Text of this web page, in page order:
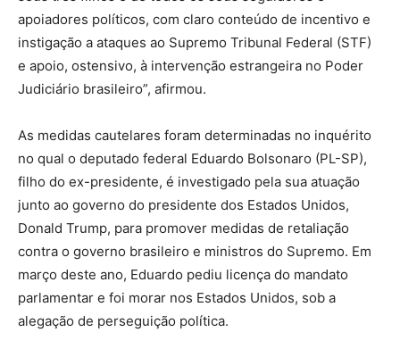
apoiadores políticos, com claro conteúdo de incentivo e
instigação a ataques ao Supremo Tribunal Federal (STF)
e apoio, ostensivo, à intervenção estrangeira no Poder
Judiciário brasileiro”, afirmou.
As medidas cautelares foram determinadas no inquérito
no qual o deputado federal Eduardo Bolsonaro (PL-SP),
filho do ex-presidente, é investigado pela sua atuação
junto ao governo do presidente dos Estados Unidos,
Donald Trump, para promover medidas de retaliação
contra o governo brasileiro e ministros do Supremo. Em
março deste ano, Eduardo pediu licença do mandato
parlamentar e foi morar nos Estados Unidos, sob a
alegação de perseguição política.